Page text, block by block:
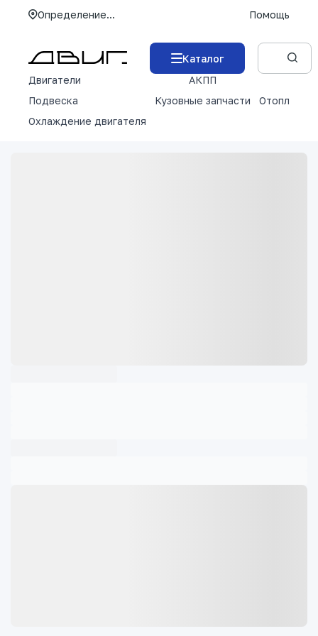
Определение... Помощь
Каталог
Двигатели
АКПП
Подвеска
Кузовные запчасти
Отопление
Охлаждение двигателя